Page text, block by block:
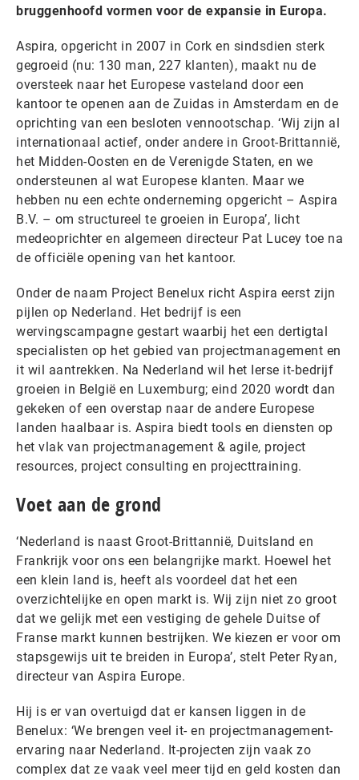
bruggenhoofd vormen voor de expansie in Europa.
Aspira, opgericht in 2007 in Cork en sindsdien sterk
gegroeid (nu: 130 man, 227 klanten), maakt nu de
oversteek naar het Europese vasteland door een
kantoor te openen aan de Zuidas in Amsterdam en de
oprichting van een besloten vennootschap. ‘Wij zijn al
internationaal actief, onder andere in Groot-Brittannië,
het Midden-Oosten en de Verenigde Staten, en we
ondersteunen al wat Europese klanten. Maar we
hebben nu een echte onderneming opgericht – Aspira
B.V. – om structureel te groeien in Europa’, licht
medeoprichter en algemeen directeur Pat Lucey toe na
de officiële opening van het kantoor.
Onder de naam Project Benelux richt Aspira eerst zijn
pijlen op Nederland. Het bedrijf is een
wervingscampagne gestart waarbij het een dertigtal
specialisten op het gebied van projectmanagement en
it wil aantrekken. Na Nederland wil het Ierse it-bedrijf
groeien in België en Luxemburg; eind 2020 wordt dan
gekeken of een overstap naar de andere Europese
landen haalbaar is. Aspira biedt tools en diensten op
het vlak van projectmanagement & agile, project
resources, project consulting en projecttraining.
Voet aan de grond
‘Nederland is naast Groot-Brittannië, Duitsland en
Frankrijk voor ons een belangrijke markt. Hoewel het
een klein land is, heeft als voordeel dat het een
overzichtelijke en open markt is. Wij zijn niet zo groot
dat we gelijk met een vestiging de gehele Duitse of
Franse markt kunnen bestrijken. We kiezen er voor om
stapsgewijs uit te breiden in Europa’, stelt Peter Ryan,
directeur van Aspira Europe.
Hij is er van overtuigd dat er kansen liggen in de
Benelux: ‘We brengen veel it- en projectmanagement-
ervaring naar Nederland. It-projecten zijn vaak zo
complex dat ze vaak veel meer tijd en geld kosten dan